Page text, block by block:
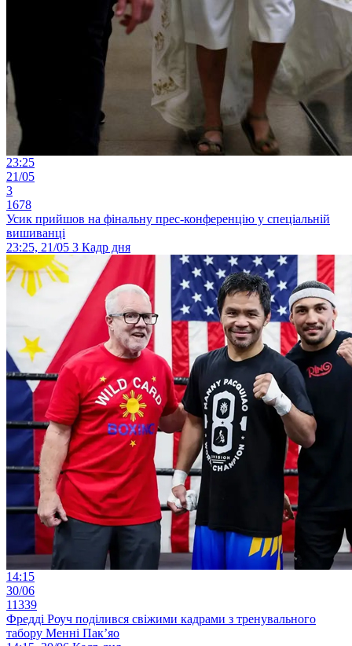
23:25
21/05
3
1678
Усик прийшов на фінальну прес-конференцію у спеціальній
вишиванці
23:25, 21/05 3 Кадр дня
14:15
30/06
11339
Фредді Роуч поділився свіжими кадрами з тренувального
табору Менні Пак’яо